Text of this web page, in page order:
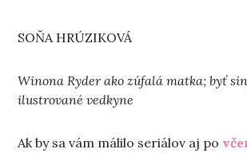
SOŇA HRÚZIKOVÁ
Winona Ryder ako zúfalá matka; byť
ilustrované vedkyne
Ak by sa vám málilo seriálov aj po